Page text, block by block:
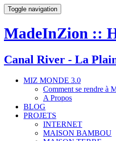
Toggle navigation
MadeInZion ::
Canal River - La
MIZ MONDE 3.0
Comment se rendre à
A Propos
BLOG
PROJETS
INTERNET
MAISON BAMBOU